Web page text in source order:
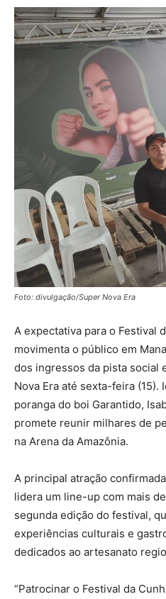
Foto: divulgação/Super Nova Era
A expectativa para o Festival
movimenta o público em
dos ingressos da pista social
Nova Era até sexta-feira (15).
poranga do boi Garantido,
promete reunir milhares de
na Arena da Amazônia.
A principal atração
lidera um line-up com mais
segunda edição do festival,
experiências culturais e
dedicados ao artesanato
“Patrocinar o Festival da